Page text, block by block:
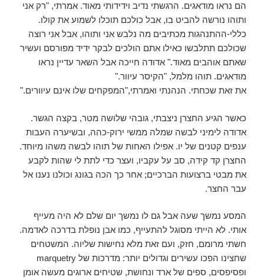
הם נראו מודאגים. הרגשתי נדיב וידידותי מאוד. אמרתי, "רק אני
ותוהו נורשה להביט בו, אבל כולכם תוכלו לשמוע את קולו.
כללי-ההתנהגות מכתיבים מה נלבש אני ותוהו, אבל אני רוצה
שכולכם תתלבשו כאילו אתם הולכים לבקר ידיד מפורסם ועשיר
שאתם אוהבים מאוד." אדודה חייכה אבל השאר עדיין נראו
מודאגים. תוהו מלמל, "הקיסר עיוור."
את זאת שכחתי. הנהנתי ואמרתי,"המפקחים שלו אינם עיוורים."
כאשר הגיע החצרן ניצבתי, גובהי שלושה מטר, בקצה הגשר.
אדודה לימיני לבשה שמלה ממשי ירוק-כהה, ובשיערה העבות
ענפים קטנים של יו. אפילו האחות של תוהו לבשה משהו מיוחד.
החצרן קד קידה, סב על עקביו, ועצר כדי לתת לי שהות לקבע
את מבטי ברצועות הברכיים; אחר כך הכה בגונג וכולנו נענו אל
עבר החצר.
המסע נמשך שעה אבל גם לו נמשך יום שלם לא היה מעייף
אותי. לא הייתי מסוגל להתעייף, כמו אבן נופלת בדרכה לאדמה.
חשתי מרומם, חזק, ועם זאת מלא נחישות שליוה. המשטחים
שחצינו הפכו עשירים וגדולים יותר: מדרכות של marquetry
ופסיפסים, ספים של ארד ונחושת, שטיחים ארוגים מעשה אומן